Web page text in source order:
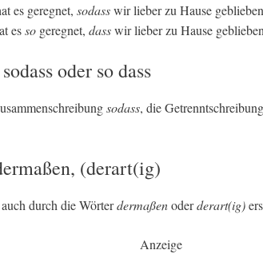
es geregnet, sodasswir lieber zu Hause
esso geregnet, dasswir lieber zu Hause
oder so dass
sodass, die Getrenntschreibung
(derart(ig)
durch die Wörterdermaßenoderderart(ig)
Anzeige